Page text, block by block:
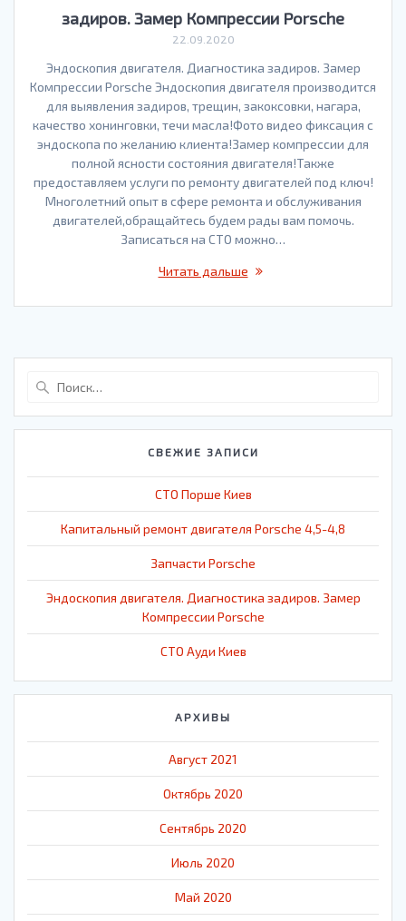
задиров. Замер Компрессии Porsche
22.09.2020
Эндоскопия двигателя. Диагностика задиров. Замер
Компрессии Porsche Эндоскопия двигателя производится
для выявления задиров, трещин, закоксовки, нагара,
качество хонинговки, течи масла!Фото видео фиксация с
эндоскопа по желанию клиента!Замер компрессии для
полной ясности состояния двигателя!Также
предоставляем услуги по ремонту двигателей под ключ!
Многолетний опыт в сфере ремонта и обслуживания
двигателей,обращайтесь будем рады вам помочь.
Записаться на СТО можно…
Читать дальше
СВЕЖИЕ ЗАПИСИ
СТО Порше Киев
Капитальный ремонт двигателя Porsche 4,5-4,8
Запчасти Porsche
Эндоскопия двигателя. Диагностика задиров. Замер
Компрессии Porsche
СТО Ауди Киев
АРХИВЫ
Август 2021
Октябрь 2020
Сентябрь 2020
Июль 2020
Май 2020